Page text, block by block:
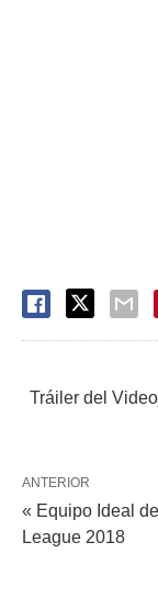
Tráiler del
ANTERIOR
« Equipo Ideal
League 2018